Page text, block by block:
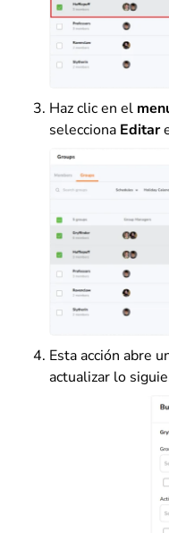
Haz clic en el
selecciona Editar
Esta acción abre
actualizar lo